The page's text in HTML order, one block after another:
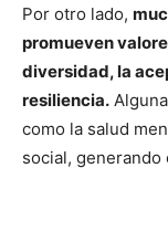
Por otro lado,
promueven
diversidad, la
resiliencia.
como la salud
social,